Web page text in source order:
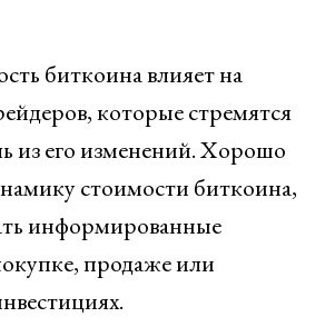
биткоина влияет на
которые стремятся
из его изменений. Хорошо
стоимости биткоина,
информированные
продаже или